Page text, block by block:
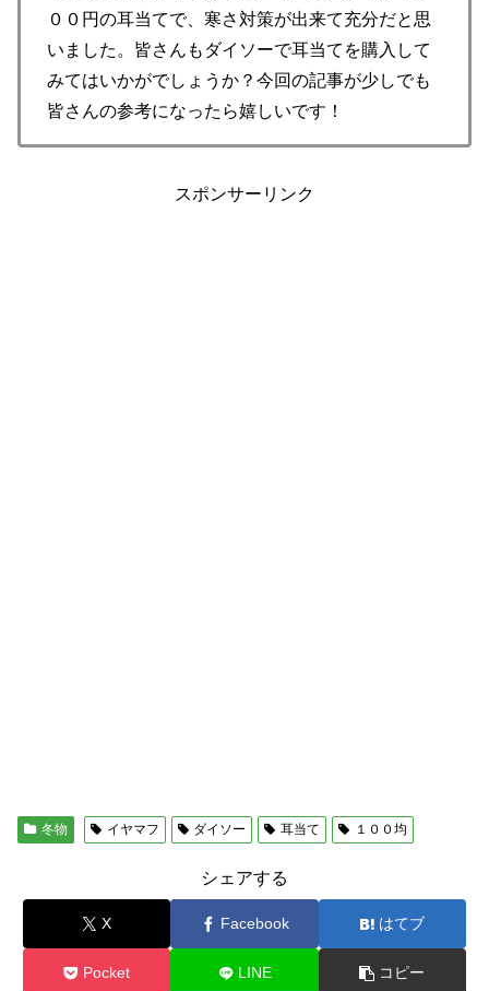
００円の耳当てで、寒さ対策が出来て充分だと思
いました。皆さんもダイソーで耳当てを購入して
みてはいかがでしょうか？今回の記事が少しでも
皆さんの参考になったら嬉しいです！
スポンサーリンク
冬物 イヤマフ ダイソー 耳当て １００均
シェアする
X Facebook はてブ
Pocket LINE コピー